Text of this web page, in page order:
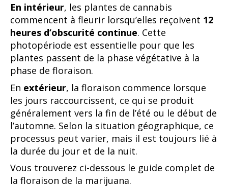
En intérieur, les plantes de cannabis
commencent à fleurir lorsqu’elles reçoivent 12
heures d’obscurité continue. Cette
photopériode est essentielle pour que les
plantes passent de la phase végétative à la
phase de floraison.
En extérieur, la floraison commence lorsque
les jours raccourcissent, ce qui se produit
généralement vers la fin de l’été ou le début de
l’automne. Selon la situation géographique, ce
processus peut varier, mais il est toujours lié à
la durée du jour et de la nuit.
Vous trouverez ci-dessous le guide complet de
la floraison de la marijuana.